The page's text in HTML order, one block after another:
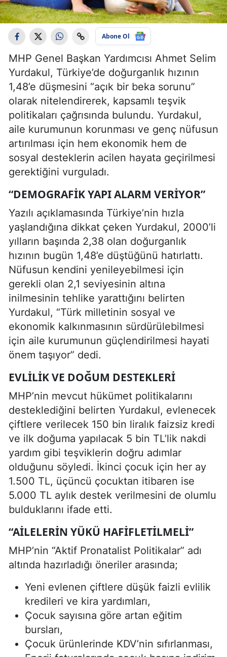
Abone Ol
MHP Genel Başkan Yardımcısı Ahmet Selim
Yurdakul, Türkiye’de doğurganlık hızının
1,48’e düşmesini “açık bir beka sorunu”
olarak nitelendirerek, kapsamlı teşvik
politikaları çağrısında bulundu. Yurdakul,
aile kurumunun korunması ve genç nüfusun
artırılması için hem ekonomik hem de
sosyal desteklerin acilen hayata geçirilmesi
gerektiğini vurguladı.
“DEMOGRAFIK YAPI ALARM VERIYOR”
Yazılı açıklamasında Türkiye’nin hızla
yaşlandığına dikkat çeken Yurdakul, 2000’li
yılların başında 2,38 olan doğurganlık
hızının bugün 1,48’e düştüğünü hatırlattı.
Nüfusun kendini yenileyebilmesi için
gerekli olan 2,1 seviyesinin altına
inilmesinin tehlike yarattığını belirten
Yurdakul, “Türk milletinin sosyal ve
ekonomik kalkınmasının sürdürülebilmesi
için aile kurumunun güçlendirilmesi hayati
önem taşıyor” dedi.
EVLILIK VE DOĞUM DESTEKLERI
MHP’nin mevcut hükümet politikalarını
desteklediğini belirten Yurdakul, evlenecek
çiftlere verilecek 150 bin liralık faizsiz kredi
ve ilk doğuma yapılacak 5 bin TL’lik nakdi
yardım gibi teşviklerin doğru adımlar
olduğunu söyledi. İkinci çocuk için her ay
1.500 TL, üçüncü çocuktan itibaren ise
5.000 TL aylık destek verilmesini de olumlu
bulduklarını ifade etti.
“AILELERIN YÜKÜ HAFIFLETILMELI”
MHP’nin “Aktif Pronatalist Politikalar” adı
altında hazırladığı öneriler arasında;
Yeni evlenen çiftlere düşük faizli evlilik
kredileri ve kira yardımları,
Çocuk sayısına göre artan eğitim
bursları,
Çocuk ürünlerinde KDV’nin sıfırlanması,